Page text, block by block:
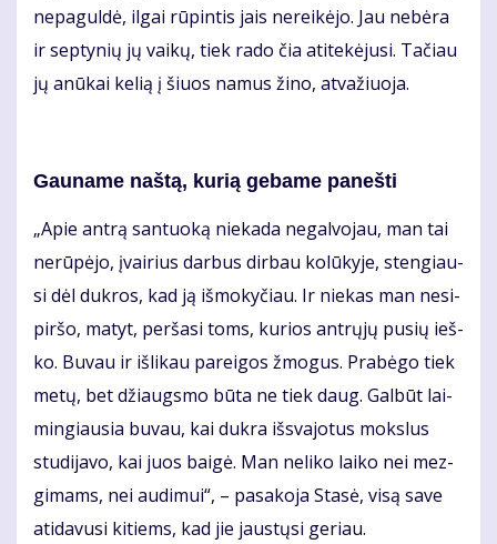
ne­pa­gul­dė, il­gai rū­pin­tis jais ne­rei­kė­jo. Jau ne­bė­ra
ir sep­ty­nių jų vai­kų, tiek ra­do čia ati­te­kė­ju­si. Ta­čiau
jų anū­kai ke­lią į šiuos na­mus ži­no, at­va­žiuo­ja.
Gau­na­me naš­tą, ku­rią ge­ba­me pa­neš­ti
„Apie an­trą san­tuo­ką nie­ka­da ne­gal­vo­jau, man tai
ne­rū­pė­jo, įvai­rius dar­bus dir­bau ko­lū­ky­je, sten­giau­
si dėl duk­ros, kad ją iš­mo­ky­čiau. Ir nie­kas man ne­si­
pir­šo, ma­tyt, per­ša­si toms, ku­rios ant­rų­jų pu­sių ieš­
ko. Bu­vau ir iš­li­kau pa­rei­gos žmo­gus. Pra­bė­go tiek
me­tų, bet džiaugs­mo bū­ta ne tiek daug. Gal­būt lai­
min­giau­sia bu­vau, kai duk­ra iš­sva­jo­tus moks­lus
stu­di­ja­vo, kai juos bai­gė. Man ne­li­ko lai­ko nei mez­
gi­mams, nei au­di­mui“, – pa­sa­ko­ja Sta­sė, vi­są sa­ve
ati­da­vu­si ki­tiems, kad jie jaus­tų­si ge­riau.